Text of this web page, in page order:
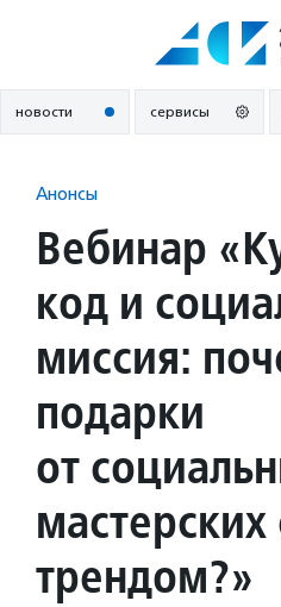
новости сервисы
Анонсы
Вебинар
код и
миссия:
подарки
от
мастерских
трендом?»